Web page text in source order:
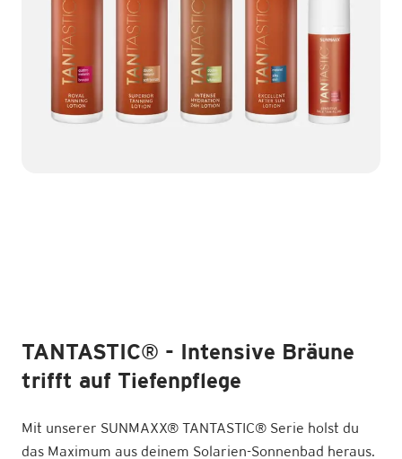
TANTASTIC® - Intensive Bräune
trifft auf Tiefenpflege
Mit unserer SUNMAXX® TANTASTIC® Serie holst du
das Maximum aus deinem Solarien-Sonnenbad heraus.